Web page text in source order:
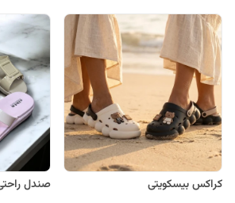
کراکس بیسکویتی صندل راحتی